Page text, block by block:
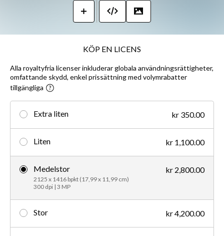
KÖP EN LICENS
Alla royaltyfria licenser inkluderar globala användningsrättigheter,
omfattande skydd, enkel prissättning med volymrabatter
tillgängliga
Extra liten kr 350.00
Liten kr 1,100.00
Medelstor
2125 x 1416 bpkt (17,99 x 11,99 cm)
300 dpi | 3 MP
kr 2,800.00
Stor kr 4,200.00